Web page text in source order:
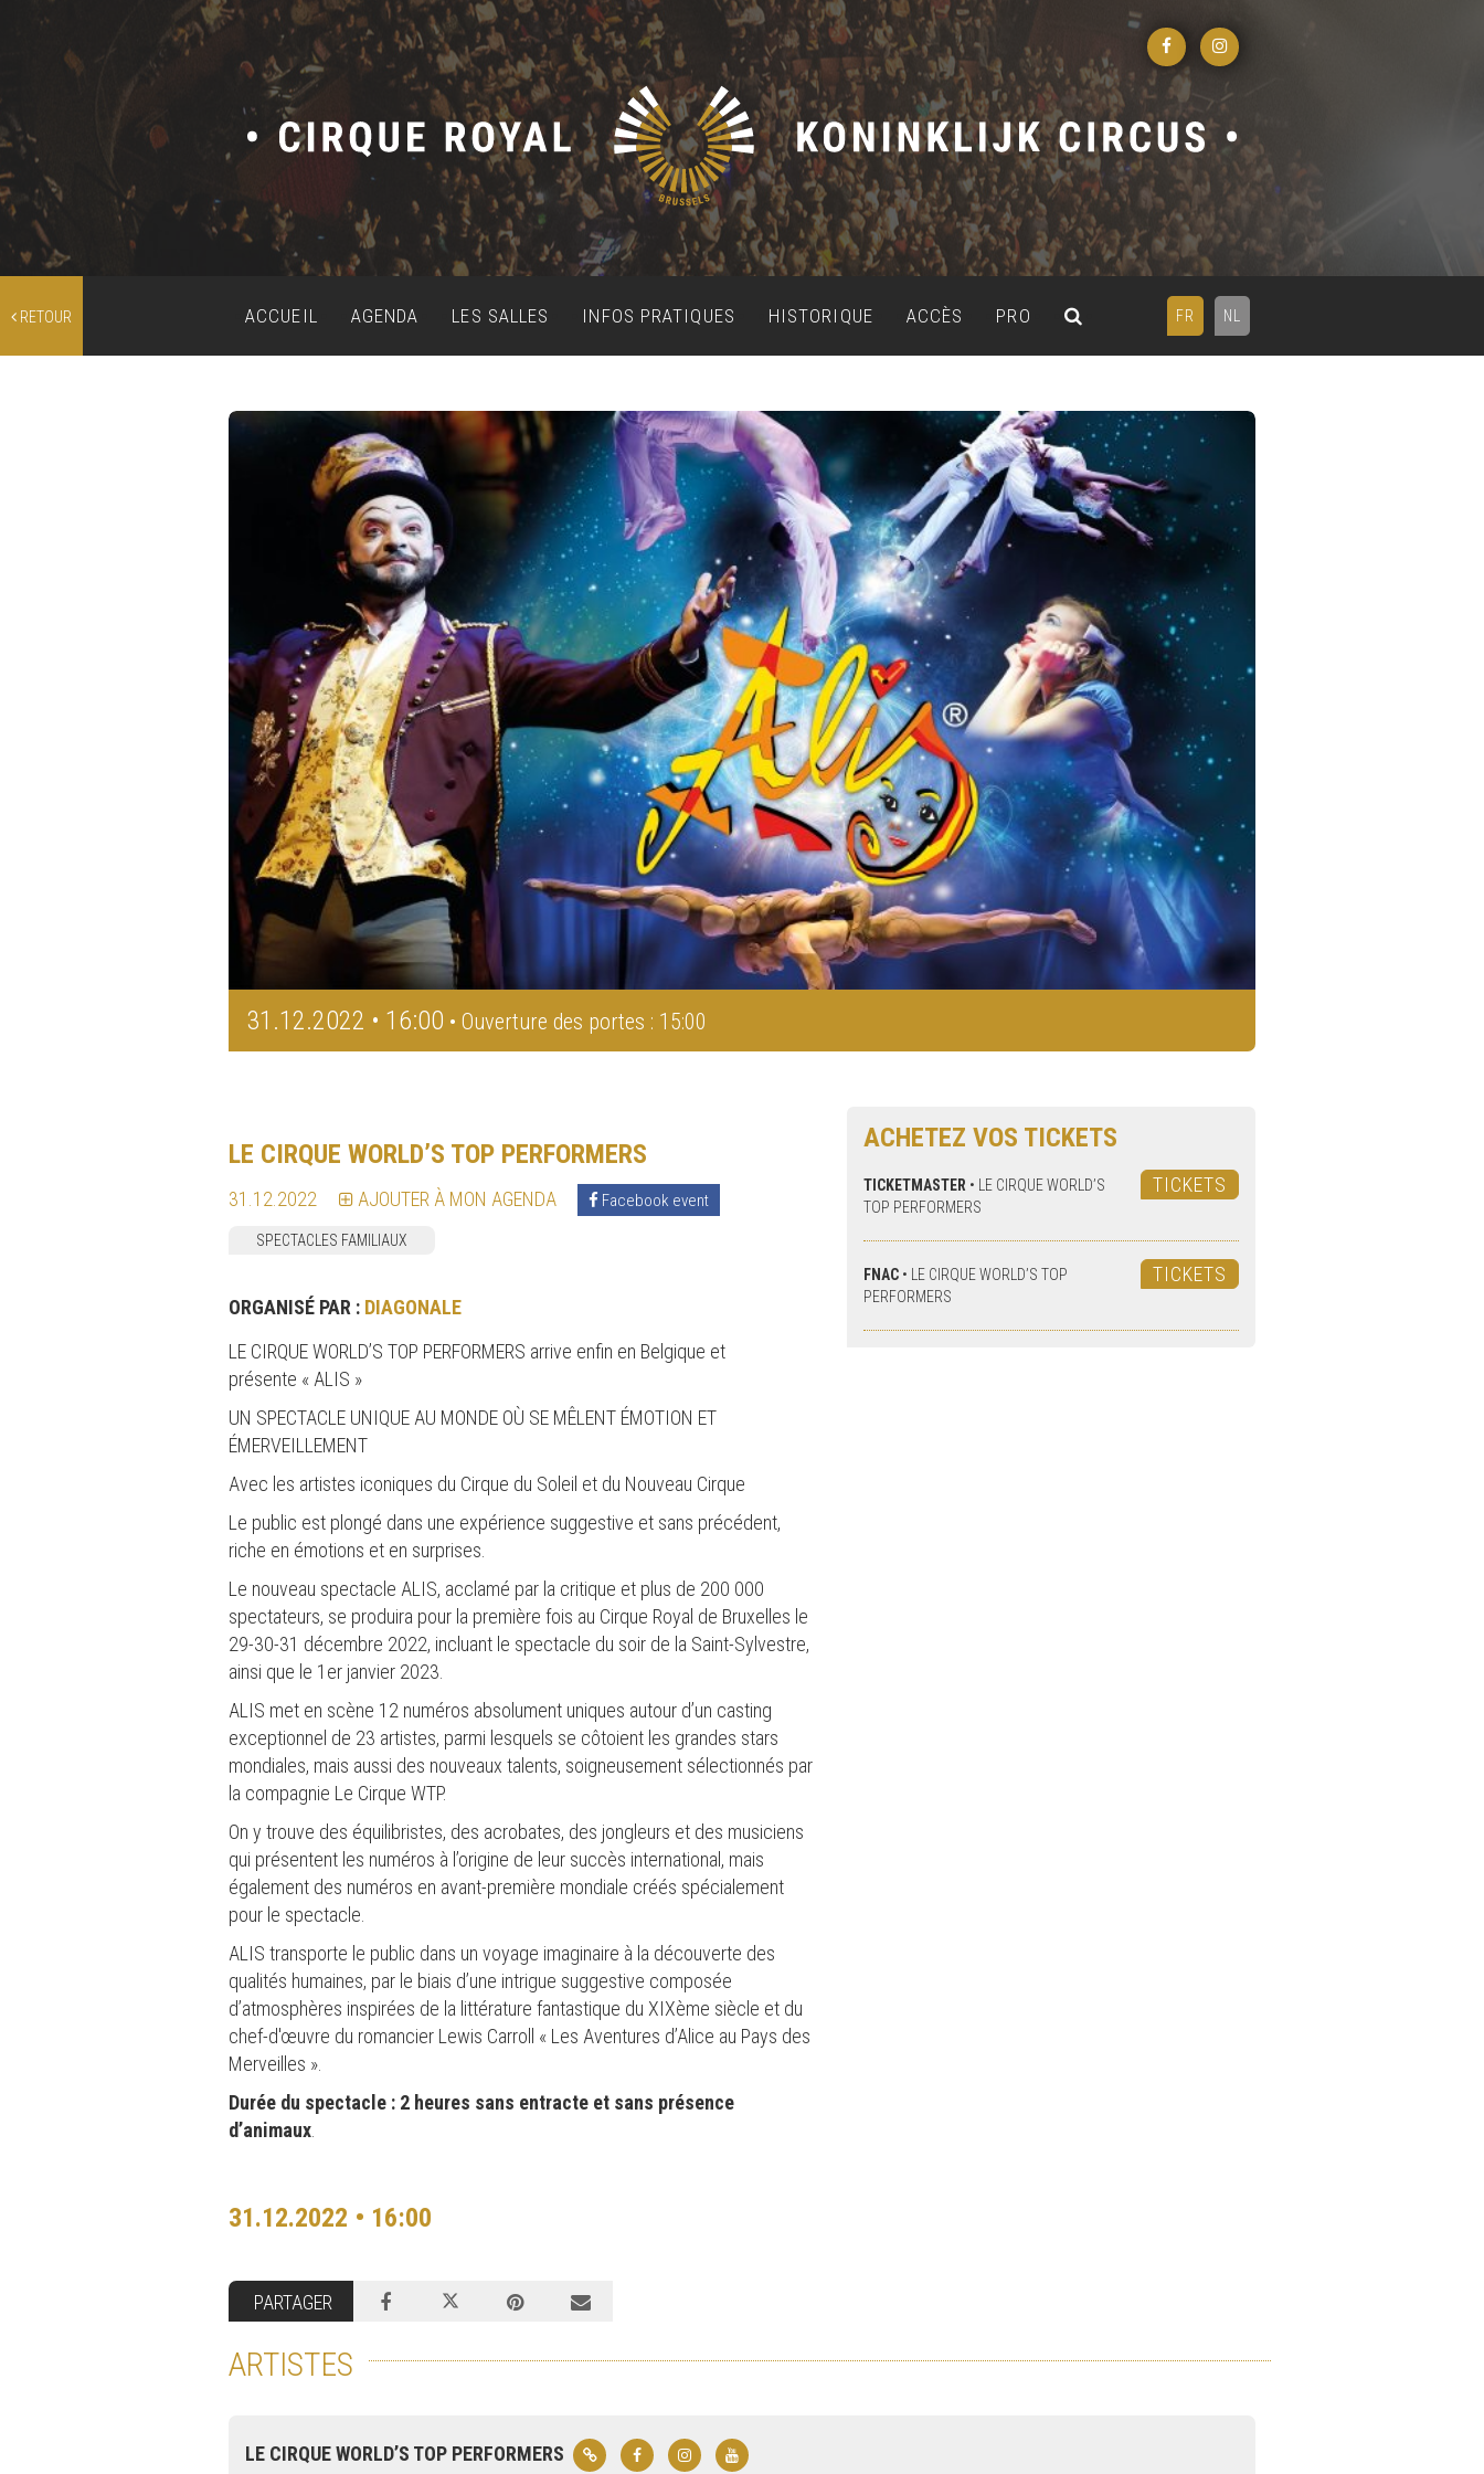
RETOUR FR NL
ACCUEIL AGENDA LES SALLES INFOS PRATIQUES HISTORIQUE ACCÈS PRO
31.12.2022 • 16:00 • Ouverture des portes : 15:00
ACHETEZ VOS TICKETS
TICKETMASTER •
LE CIRQUE WORLD’S
TOP PERFORMERS
TICKETS
FNAC •
LE CIRQUE WORLD’S TOP
PERFORMERS
TICKETS
LE CIRQUE WORLD’S TOP PERFORMERS
31.12.2022 AJOUTER À MON AGENDA Facebook event
SPECTACLES FAMILIAUX
ORGANISÉ PAR : DIAGONALE
LE CIRQUE WORLD’S TOP PERFORMERS arrive enfin en Belgique et
présente « ALIS »
UN SPECTACLE UNIQUE AU MONDE OÙ SE MÊLENT ÉMOTION ET
ÉMERVEILLEMENT
Avec les artistes iconiques du Cirque du Soleil et du Nouveau Cirque
Le public est plongé dans une expérience suggestive et sans précédent,
riche en émotions et en surprises.
Le nouveau spectacle ALIS, acclamé par la critique et plus de 200 000
spectateurs, se produira pour la première fois au Cirque Royal de Bruxelles le
29-30-31 décembre 2022, incluant le spectacle du soir de la Saint-Sylvestre,
ainsi que le 1er janvier 2023.
ALIS met en scène 12 numéros absolument uniques autour d’un casting
exceptionnel de 23 artistes, parmi lesquels se côtoient les grandes stars
mondiales, mais aussi des nouveaux talents, soigneusement sélectionnés par
la compagnie Le Cirque WTP.
On y trouve des équilibristes, des acrobates, des jongleurs et des musiciens
qui présentent les numéros à l’origine de leur succès international, mais
également des numéros en avant-première mondiale créés spécialement
pour le spectacle.
ALIS transporte le public dans un voyage imaginaire à la découverte des
qualités humaines, par le biais d’une intrigue suggestive composée
d’atmosphères inspirées de la littérature fantastique du XIXème siècle et du
chef-d'œuvre du romancier Lewis Carroll « Les Aventures d’Alice au Pays des
Merveilles ».
Durée du spectacle : 2 heures sans entracte et sans présence
d’animaux
31.12.2022 • 16:00
PARTAGER
ARTISTES
LE CIRQUE WORLD’S TOP PERFORMERS